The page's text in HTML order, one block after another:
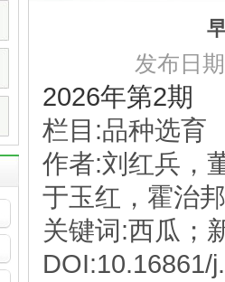
发布日
2026年第2期
栏目:品种选育
作者:刘红兵，
于玉红，霍治
关键词:西瓜；
DOI:10.16861/